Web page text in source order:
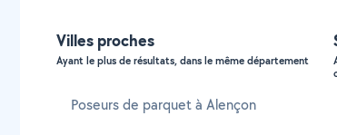
Villes proches
Ayant le plus de résultats, dans le même département
Poseurs de parquet à Alençon